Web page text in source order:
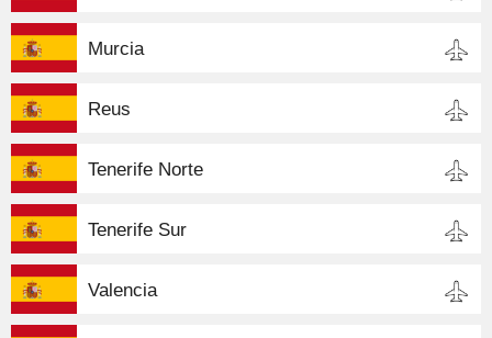
Murcia
Reus
Tenerife Norte
Tenerife Sur
Valencia